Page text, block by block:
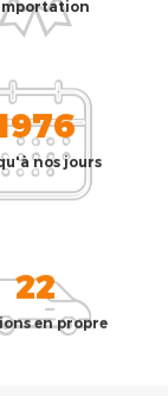
nos jours
22
en propre